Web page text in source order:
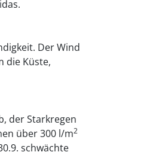
Der Wind
die Küste,
der Starkregen
über 300 l/m2
schwächte